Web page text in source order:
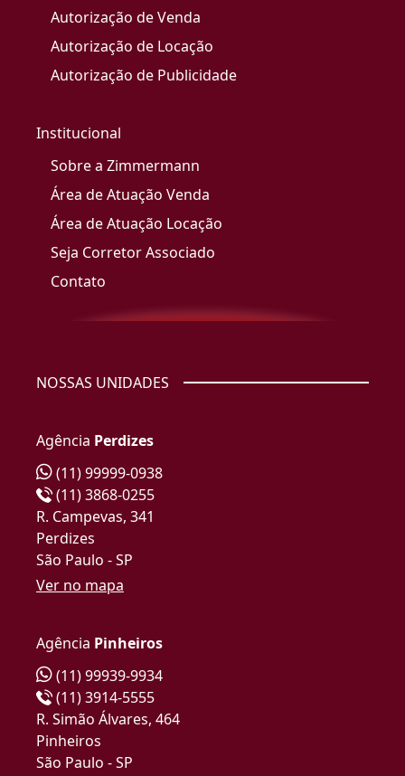
Autorização de Venda
Autorização de Locação
Autorização de Publicidade
Institucional
Sobre a Zimmermann
Área de Atuação Venda
Área de Atuação Locação
Seja Corretor Associado
Contato
NOSSAS UNIDADES
Agência Perdizes
(11) 99999-0938
(11) 3868-0255
R. Campevas, 341
Perdizes
São Paulo - SP
Ver no mapa
Agência Pinheiros
(11) 99939-9934
(11) 3914-5555
R. Simão Álvares, 464
Pinheiros
São Paulo - SP